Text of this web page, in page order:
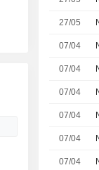
27/05
07/04
07/04
07/04
07/04
07/04
07/04